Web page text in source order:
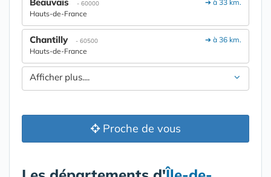
➔ à 33 km.
- 60000
Hauts-de-France
➔ à 36 km.
Chantilly - 60500
Hauts-de-France
Afficher plus....
Proche de vous